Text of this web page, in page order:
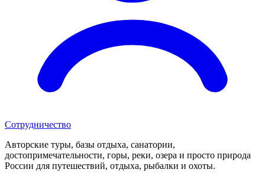
Сотрудничество
Авторские туры, базы отдыха, санатории,
достопримечательности, горы, реки, озера и просто природа
России для путешествий, отдыха, рыбалки и охоты.